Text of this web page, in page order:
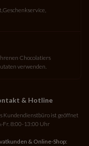
Geschenkservice
Chocolatiers
verwenden.
& Hotline
Kundendienstbüro ist geöffnet
Fr. 8:00-13:00 Uhr
& Online-Shop: